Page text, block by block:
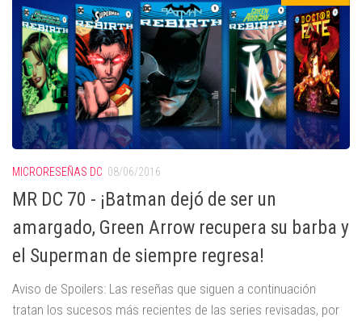
MICRORESEÑAS DC 08/06/2016
MR DC 70 - ¡Batman dejó de ser un
amargado, Green Arrow recupera su barba y
el Superman de siempre regresa!
Aviso de Spoilers: Las reseñas que siguen a continuación
tratan los sucesos más recientes de las series revisadas, por